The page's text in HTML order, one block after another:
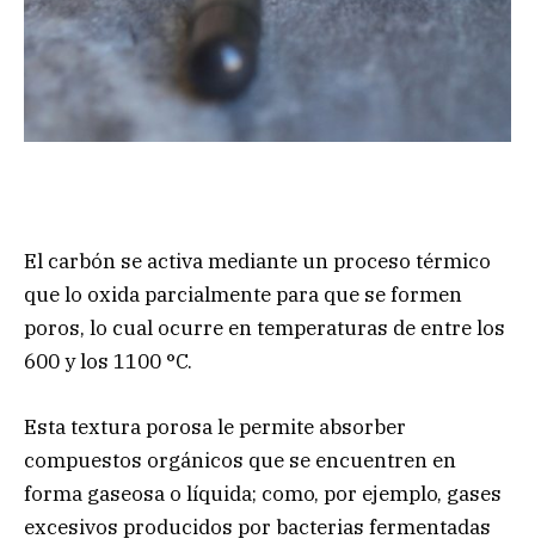
El carbón se activa mediante un proceso térmico
que lo oxida parcialmente para que se formen
poros, lo cual ocurre en temperaturas de entre los
600 y los 1100 °C.
Esta textura porosa le permite absorber
compuestos orgánicos que se encuentren en
forma gaseosa o líquida; como, por ejemplo, gases
excesivos producidos por bacterias fermentadas